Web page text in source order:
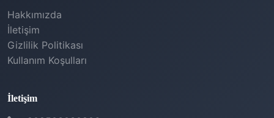
Hakkımızda
İletişim
Gizlilik Politikası
Kullanım Koşulları
İletişim